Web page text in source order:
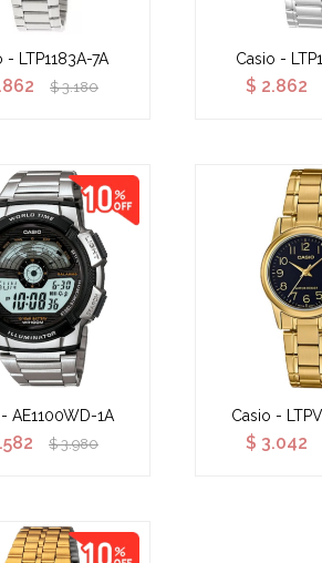
- LTP1183A-7A
$ 3.180
Casio -
$ 2.862
AE1100WD-1A
$ 3.980
Casio -
$ 3.042